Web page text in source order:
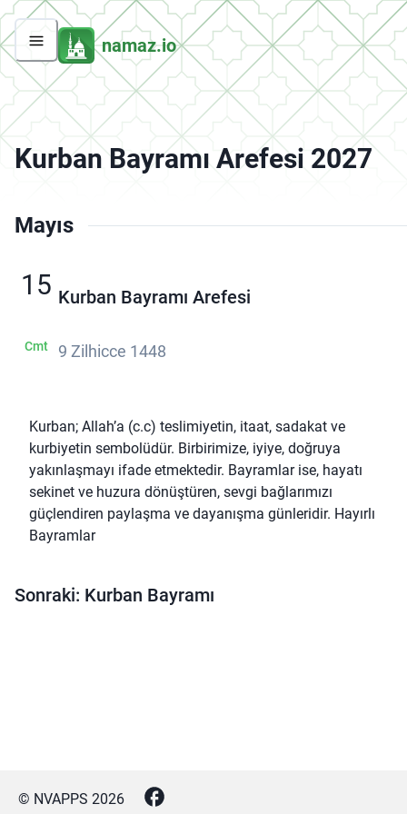
namaz.io
Kurban Bayramı Arefesi 2027
Mayıs
15
Cmt
Kurban Bayramı Arefesi
9 Zilhicce 1448
Kurban; Allah’a (c.c) teslimiyetin, itaat, sadakat ve
kurbiyetin sembolüdür. Birbirimize, iyiye, doğruya
yakınlaşmayı ifade etmektedir. Bayramlar ise, hayatı
sekinet ve huzura dönüştüren, sevgi bağlarımızı
güçlendiren paylaşma ve dayanışma günleridir. Hayırlı
Bayramlar
Sonraki: Kurban Bayramı
© NVAPPS 2026